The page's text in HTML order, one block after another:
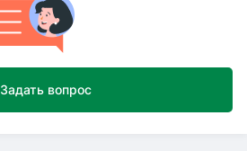
Задать вопрос